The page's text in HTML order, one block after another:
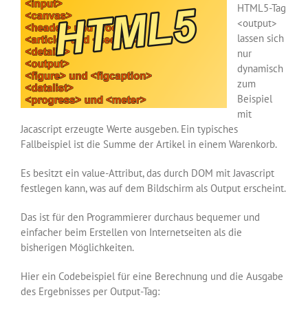
HTML5-Tag
<output>
lassen sich
nur
dynamisch
zum
Beispiel
mit
Jacascript erzeugte Werte ausgeben. Ein typisches
Fallbeispiel ist die Summe der Artikel in einem Warenkorb.
Es besitzt ein value-Attribut, das durch DOM mit Javascript
festlegen kann, was auf dem Bildschirm als Output erscheint.
Das ist für den Programmierer durchaus bequemer und
einfacher beim Erstellen von Internetseiten als die
bisherigen Möglichkeiten.
Hier ein Codebeispiel für eine Berechnung und die Ausgabe
des Ergebnisses per Output-Tag: